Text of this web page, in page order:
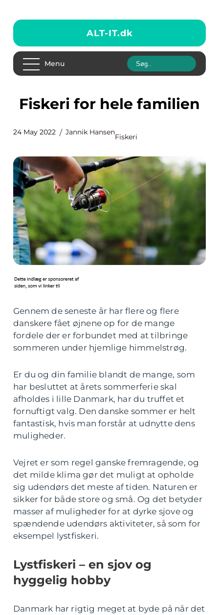
ALT-IT.dk
Menu
Fiskeri for hele familien
24 May 2022 Jannik Hansen
Fiskeri
Gennem de seneste år har flere og flere
danskere fået øjnene op for de mange
fordele der er forbundet med at tilbringe
sommeren under hjemlige himmelstrøg.
Er du og din familie blandt de mange, som
har besluttet at årets sommerferie skal
afholdes i lille Danmark, har du truffet et
fornuftigt valg. Den danske sommer er helt
fantastisk, hvis man forstår at udnytte dens
muligheder.
Vejret er som regel ganske fremragende, og
det milde klima gør det muligt at opholde
sig udendørs det meste af tiden. Naturen er
sikker for både store og små. Og det betyder
masser af muligheder for at dyrke sjove og
spændende udendørs aktiviteter, så som for
eksempel lystfiskeri.
Lystfiskeri – en sjov og
hyggelig hobby
Danmark har rigtig meget at byde på når det